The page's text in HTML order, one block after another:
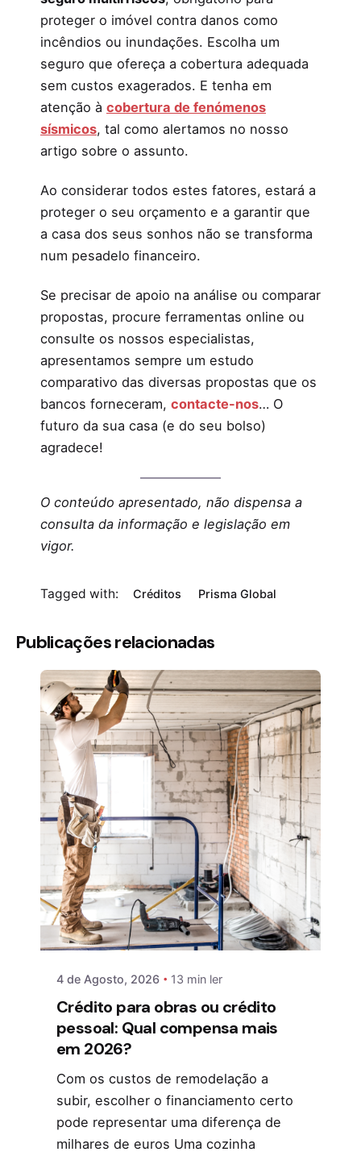
proteger o imóvel contra danos como
incêndios ou inundações. Escolha um
seguro que ofereça a cobertura adequada
sem custos exagerados. E tenha em
atenção à cobertura de fenómenos
sísmicos, tal como alertamos no nosso
artigo sobre o assunto.
Ao considerar todos estes fatores, estará a
proteger o seu orçamento e a garantir que
a casa dos seus sonhos não se transforma
num pesadelo financeiro.
Se precisar de apoio na análise ou comparar
propostas, procure ferramentas online ou
consulte os nossos especialistas,
apresentamos sempre um estudo
comparativo das diversas propostas que os
bancos forneceram, contacte-nos… O
futuro da sua casa (e do seu bolso)
agradece!
O conteúdo apresentado, não dispensa a
consulta da informação e legislação em
vigor.
Tagged with: Créditos Prisma Global
Publicações relacionadas
4 de Agosto, 2026 13 min ler
Crédito para obras ou crédito
pessoal: Qual compensa mais
em 2026?
Com os custos de remodelação a
subir, escolher o financiamento certo
pode representar uma diferença de
milhares de euros Uma cozinha